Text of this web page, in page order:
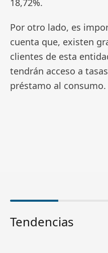
18,72%.
Por otro lado, es
cuenta que, existen
clientes de esta
tendrán acceso a
préstamo al consumo.
Tendencias